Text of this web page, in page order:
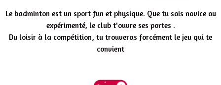
Le badminton est un sport fun et physique. Que tu sois novice ou
expérimenté, le club t'ouvre ses portes .
Du loisir à la compétition, tu trouveras forcément le jeu qui te
convient